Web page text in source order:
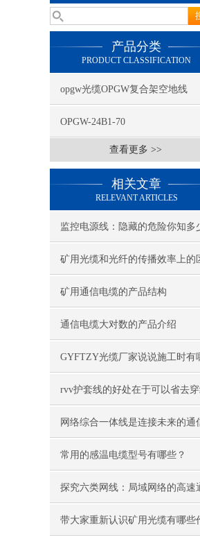
产品分类
PRODUCT CLASSIFICATION
opgw光缆OPGW复合架空地线
OPGW-24B1-70
查看更多 >>
相关文章
RELEVANT ARTICLES
监控电源线：隐藏的危险你知多
矿用光缆和光纤的传播效率上的
是什么
矿用通信电缆的产品结构
通信电缆大对数的产品介绍
GYFTZY光缆厂家说说施工时有
要求
rvv护套线的好处在于可以省去
或者穿线槽
网络综合一体线是连接未来的通
础设施
常用的感温电缆型号有哪些？
探究六类网线：局域网络的高速
带大家重新认识矿用光缆有哪些